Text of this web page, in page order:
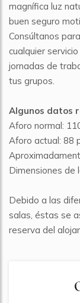
magnífica luz
buen seguro
Consúltanos
cualquier
jornadas de
tus grupos.
Algunos datos
Aforo normal:
Aforo actual: 88
Dimensiones de
Debido a las
salas, éstas se
reserva del